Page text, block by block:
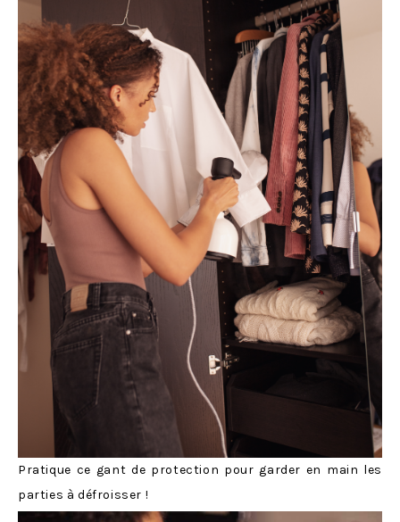
Pratique ce gant de protection pour garder en main les
parties à défroisser !